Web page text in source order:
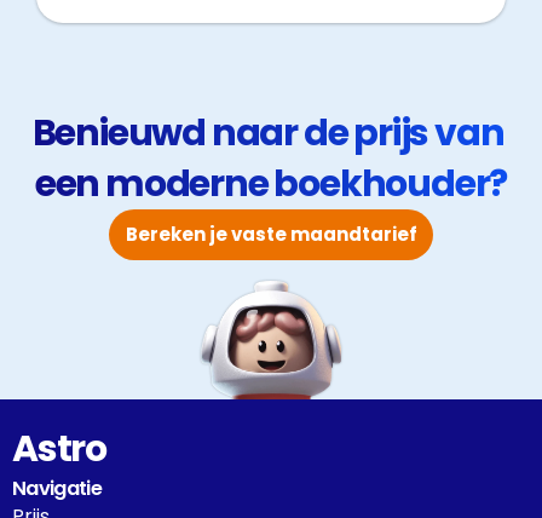
Benieuwd naar de prijs van
een moderne boekhouder?
Bereken je vaste maandtarief
Astro
Navigatie